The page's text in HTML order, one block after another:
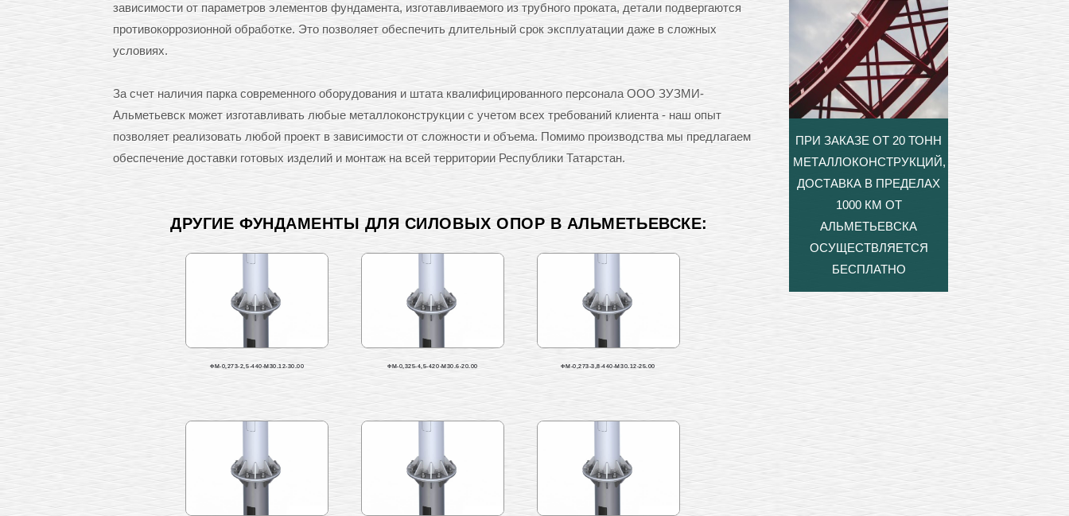
зависимости от параметров элементов фундамента, изготавливаемого из трубного проката, детали подвергаются
противокоррозионной обработке. Это позволяет обеспечить длительный срок эксплуатации даже в сложных
условиях.
За счет наличия парка современного оборудования и штата квалифицированного персонала ООО ЗУЗМИ-
Альметьевск может изготавливать любые металлоконструкции с учетом всех требований клиента - наш опыт
позволяет реализовать любой проект в зависимости от сложности и объема. Помимо производства мы предлагаем
обеспечение доставки готовых изделий и монтаж на всей территории Республики Татарстан.
ДРУГИЕ ФУНДАМЕНТЫ ДЛЯ СИЛОВЫХ ОПОР В АЛЬМЕТЬЕВСКЕ:
ФМ-0,273-2,5-440-М30.12-30.00 ФМ-0,325-4,5-420-М30.6-20.00 ФМ-0,273-3,8-440-М30.12-25.00
ПРИ ЗАКАЗЕ ОТ 20 ТОНН
МЕТАЛЛОКОНСТРУКЦИЙ,
ДОСТАВКА В ПРЕДЕЛАХ
1000 КМ ОТ
АЛЬМЕТЬЕВСКА
ОСУЩЕСТВЛЯЕТСЯ
БЕСПЛАТНО